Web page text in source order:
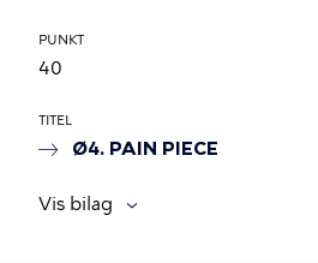
PUNKT
40
TITEL
Ø4. PAIN PIECE
Vis bilag